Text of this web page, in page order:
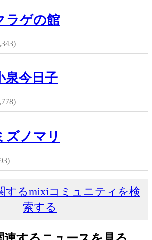
ラゲの館
泉今日子
ズノマリ
するmixiコミュニティを検
索する